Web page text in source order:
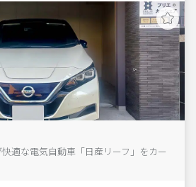
適な電気自動車「日産リーフ」をカー